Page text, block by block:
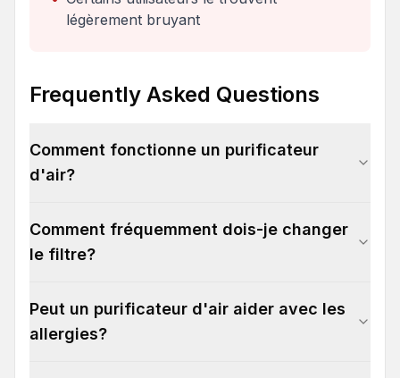
légèrement bruyant
Frequently Asked Questions
Comment fonctionne un purificateur
d'air?
Comment fréquemment dois-je changer
le filtre?
Peut un purificateur d'air aider avec les
allergies?